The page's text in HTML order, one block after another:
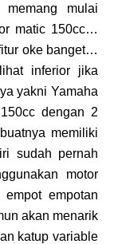
mulai
matic 150cc…
oke banget…
inferior jika
yakni Yamaha
dengan 2
memiliki
sudah pernah
motor
empotan
akan menarik
katup variable